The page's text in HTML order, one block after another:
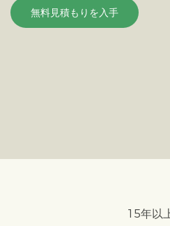
無料見積もりを入手
15年以